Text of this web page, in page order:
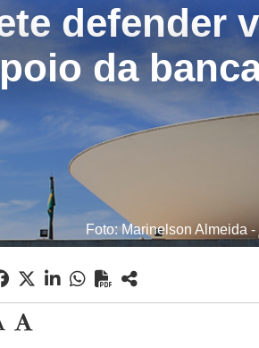
defender
da
Foto: Marinelson Almeida -